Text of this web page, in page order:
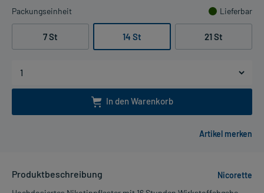
Packungseinheit Lieferbar
7 St 14 St 21 St
In den Warenkorb
Produktbeschreibung
Nicorette